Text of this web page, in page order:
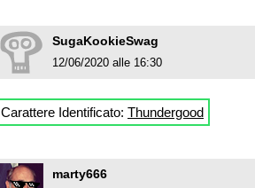
SugaKookieSwag
12/06/2020 alle 16:30
Carattere Identificato: Thundergood
marty666